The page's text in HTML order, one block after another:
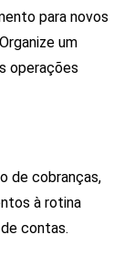
para novos
um
operações
de cobranças,
à rotina
contas.